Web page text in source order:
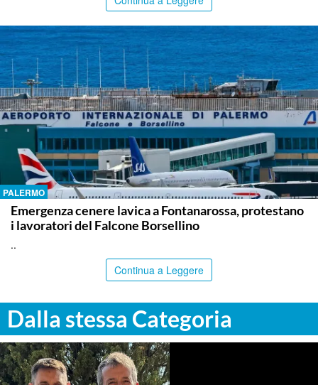
PALERMO
Emergenza cenere lavica a Fontanarossa, protestano
i lavoratori del Falcone Borsellino
..
Continua a Leggere
Dalla stessa Categoria